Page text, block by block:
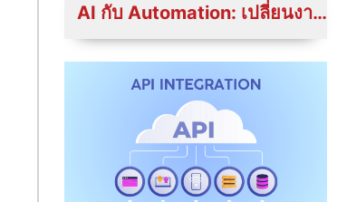
AI กับ Automation: เปลี่ยนงานซ้ำซากให้กลายเป็นระบบอัจฉริยะ